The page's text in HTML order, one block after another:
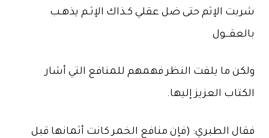
شربت الإثم حتى ضل عقلي كـذاك الإثـم يذهـب
بالعقــول
ولكن ما يلفت النظر فهمهم للمنافع التي أشار
الكتاب العزيز إليها.
فقال الطبري: (فإن منافع الخمر كانت أثمانها قبل